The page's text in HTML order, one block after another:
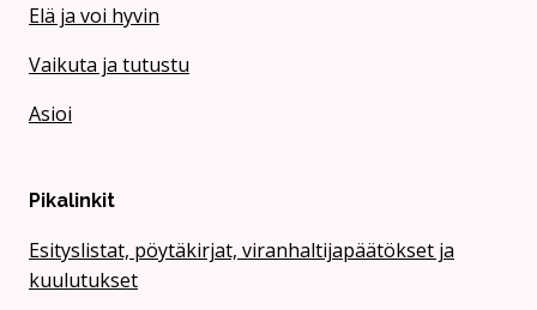
Elä ja voi hyvin
Vaikuta ja tutustu
Asioi
Pikalinkit
Esityslistat, pöytäkirjat, viranhaltijapäätökset ja
kuulutukset